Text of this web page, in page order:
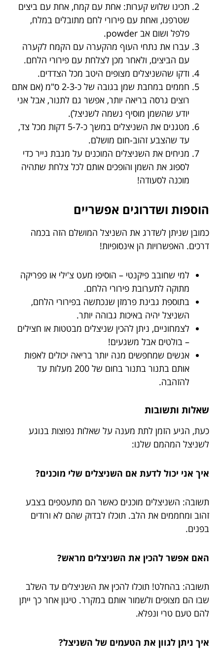
תכינו שלוש קערות: אחת עם קמח, אחת עם ביצים
שטרפנו, ואחת עם פירורי לחם מתובלים במלח,
פלפל ושום אב powder.
עברו את נתחי העוף מהקערה עם הקמח לקערה
עם הביצים, ולאחר מכן לצלחת עם פירורי הלחם.
ודקו שהשניצלים מצופים היטב מכל הצדדים.
חממים במחבת שמן בגובה של כ-2-3 ס"מ (אם אתם
רוצים גרסה בריאה יותר, אפשר גם לתנור, אבל אני
יודע שהשמן מוסיף נשמה לשניצל).
מטגנים את השניצלים במשך כ-5-7 דקות מכל צד,
עד שהצבע זהוב-חום מושלם.
מניחים את השניצלים המוכנים על מגבת נייר כדי
לספוג את השמן והופכים אותם לכל צלחת שתהיה
מוכנה לסעודה!
הוספות ושדרוגים אפשריים
כמובן שניתן לשדרג את השניצל המושלם הזה בכמה
דרכים. האפשרויות הן אינסופיות!
למי שחובב פיקנטי – הוסיפו מעט צ'ילי או פפריקה
מתוקה לתערובת פירורי הלחם.
בתוספת גבינת פרמזן שנכתשה בפירורי הלחם,
השניצל יהיה באיכות גבוהה יותר.
לצמחוניים, ניתן להכין שניצלים מבטטות או חצילים
– בולטים אבל משגעים!
אנשים שמחפשים מנה יותר בריאה יכולים לאפות
אותם בתנור בתנור בחום של 200 מעלות עד
להזהבה.
שאלות ותשובות
כעת, הגיע הזמן לתת מענה על שאלות נפוצות בנוגע
לשניצל המהמם שלנו:
איך אני יכול לדעת אם השניצלים שלי מוכנים?
תשובה: השניצלים מוכנים כאשר הם מתעטפים בצבע
זהוב ומחממים את הלב. תוכלו לבדוק שהם לא ורודים
בפנים.
האם אפשר להכין את השניצלים מראש?
תשובה: בהחלט! תוכלו להכין את השניצלים עד השלב
שבו הם מצופים ולשמור אותם במקרר. טיגון אחר כך ייתן
להם טעם טרי ונפלא.
איך ניתן לגוון את הטעמים של השניצל?